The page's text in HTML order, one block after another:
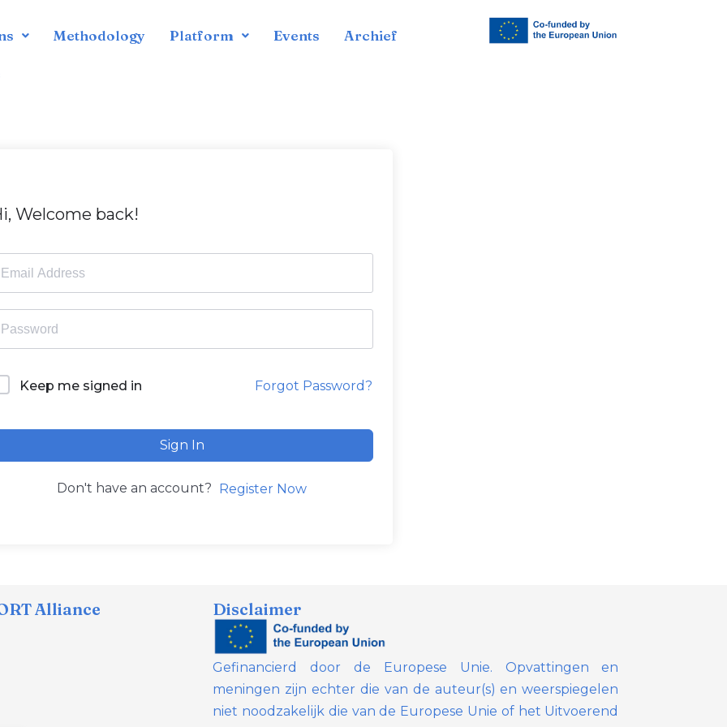
Methodology Platform Events Archief
Welcome back!
Keep me signed in Forgot Password?
Sign In
Don't have an account? Register Now
Alliance Disclaimer
Gefinancierd door de Europese Unie. Opvattingen en
meningen zijn echter die van de auteur(s) en weerspiegelen
niet noodzakelijk die van de Europese Unie of het Uitvoerend